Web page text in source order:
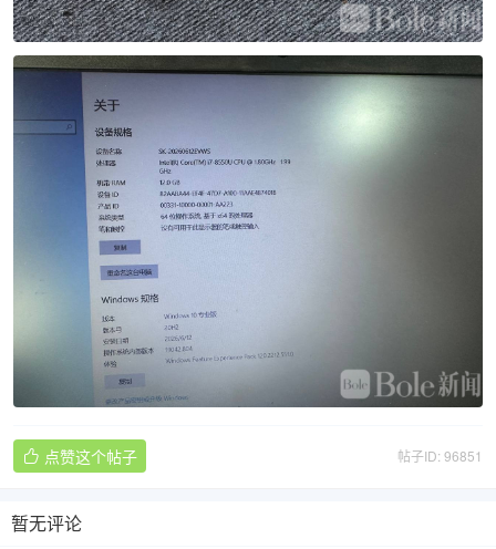
帖子ID: 96851
 点赞这个帖子
暂无评论